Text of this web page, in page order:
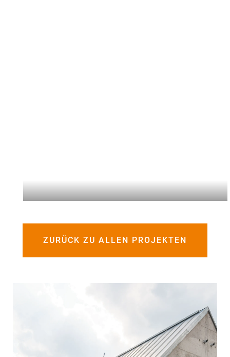
ZURÜCK ZU ALLEN PROJEKTEN